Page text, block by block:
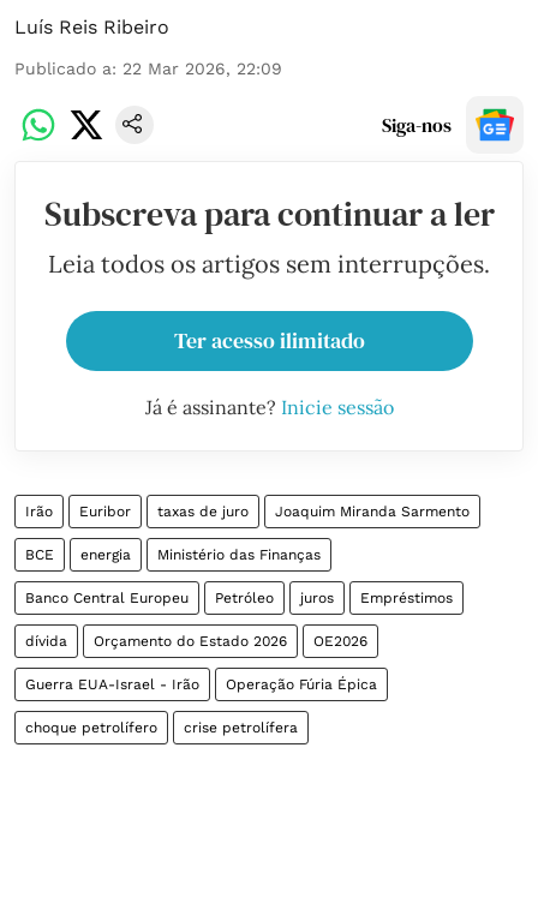
Luís Reis Ribeiro
Publicado a: 22 Mar 2026, 22:09
Siga-nos
Subscreva para continuar a ler
Leia todos os artigos sem interrupções.
Ter acesso ilimitado
Já é assinante? Inicie sessão
Irão Euribor taxas de juro Joaquim Miranda Sarmento
BCE energia Ministério das Finanças
Banco Central Europeu Petróleo juros Empréstimos
dívida Orçamento do Estado 2026 OE2026
Guerra EUA-Israel - Irão Operação Fúria Épica
choque petrolífero crise petrolífera